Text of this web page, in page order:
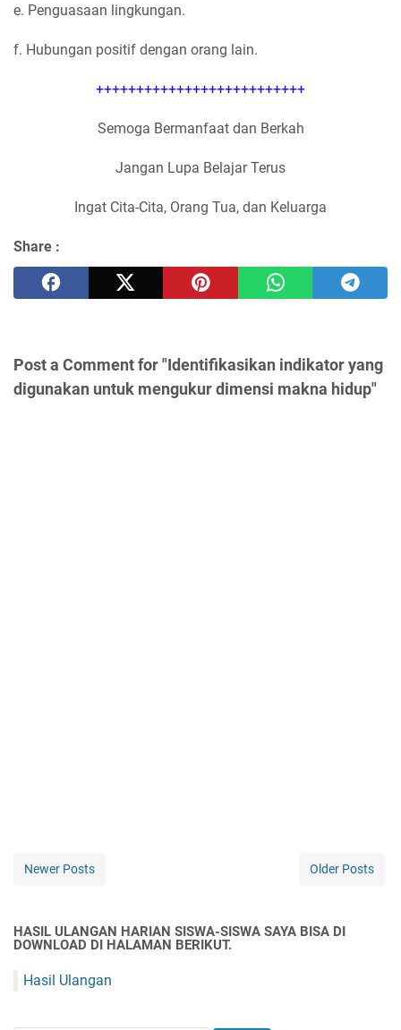
e. Penguasaan lingkungan.
f. Hubungan positif dengan orang lain.
++++++++++++++++++++++++++
Semoga Bermanfaat dan Berkah
Jangan Lupa Belajar Terus
Ingat Cita-Cita, Orang Tua, dan Keluarga
Share :
Post a Comment for "Identifikasikan indikator yang
digunakan untuk mengukur dimensi makna hidup"
Newer Posts Older Posts
HASIL ULANGAN HARIAN SISWA-SISWA SAYA BISA DI
DOWNLOAD DI HALAMAN BERIKUT.
Hasil Ulangan